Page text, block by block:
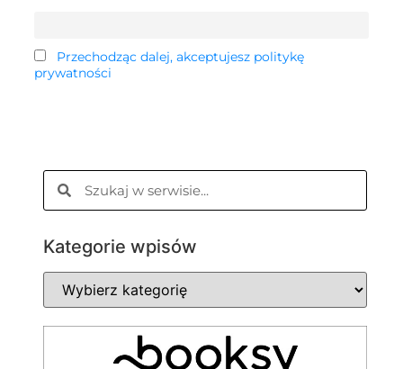
Przechodząc dalej, akceptujesz politykę
prywatności
Kategorie wpisów